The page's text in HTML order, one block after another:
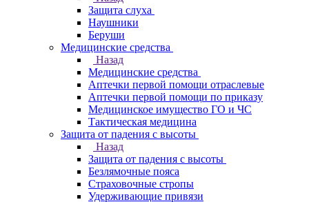
Защита слуха
Наушники
Беруши
Медицинские средства
Назад
Медицинские средства
Аптечки первой помощи отраслевые
Аптечки первой помощи по приказу
Медицинское имущество ГО и ЧС
Тактическая медицина
Защита от падения с высоты
Назад
Защита от падения с высоты
Безлямочные пояса
Страховочные стропы
Удерживающие привязи